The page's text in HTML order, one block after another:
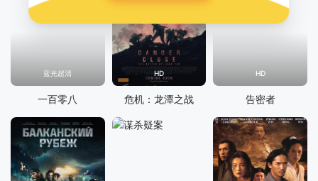
蓝光超清
一百零八
HD
危机：龙潭之战
HD
告密者